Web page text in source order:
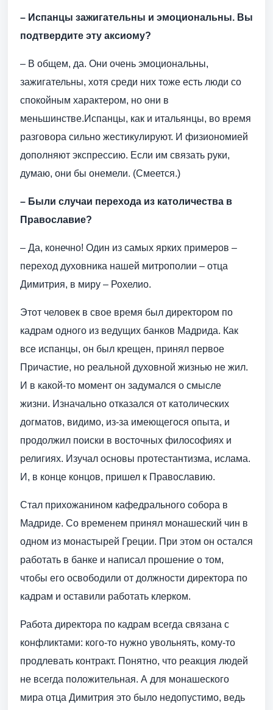
– Испанцы зажигательны и эмоциональны. Вы
подтвердите эту аксиому?
– В общем, да. Они очень эмоциональны,
зажигательны, хотя среди них тоже есть люди со
спокойным характером, но они в
меньшинстве.Испанцы, как и итальянцы, во время
разговора сильно жестикулируют. И физиономией
дополняют экспрессию. Если им связать руки,
думаю, они бы онемели. (Смеется.)
– Были случаи перехода из католичества в
Православие?
– Да, конечно! Один из самых ярких примеров –
переход духовника нашей митрополии – отца
Димитрия, в миру – Рохелио.
Этот человек в свое время был директором по
кадрам одного из ведущих банков Мадрида. Как
все испанцы, он был крещен, принял первое
Причастие, но реальной духовной жизнью не жил.
И в какой-то момент он задумался о смысле
жизни. Изначально отказался от католических
догматов, видимо, из-за имеющегося опыта, и
продолжил поиски в восточных философиях и
религиях. Изучал основы протестантизма, ислама.
И, в конце концов, пришел к Православию.
Стал прихожанином кафедрального собора в
Мадриде. Со временем принял монашеский чин в
одном из монастырей Греции. При этом он остался
работать в банке и написал прошение о том,
чтобы его освободили от должности директора по
кадрам и оставили работать клерком.
Работа директора по кадрам всегда связана с
конфликтами: кого-то нужно увольнять, кому-то
продлевать контракт. Понятно, что реакция людей
не всегда положительная. А для монашеского
мира отца Димитрия это было недопустимо, ведь